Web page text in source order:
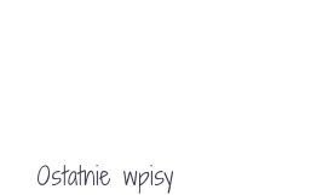
Ostatnie wpisy